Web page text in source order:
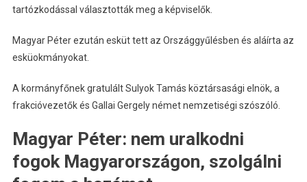
tartózkodással választották meg a képviselők.
Magyar Péter ezután esküt tett az Országgyűlésben és aláírta az
esküokmányokat.
A kormányfőnek gratulált Sulyok Tamás köztársasági elnök, a
frakcióvezetők és Gallai Gergely német nemzetiségi szószóló.
Magyar Péter: nem uralkodni
fogok Magyarországon, szolgálni